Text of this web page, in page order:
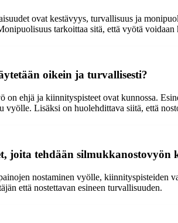
ovat kestävyys, turvallisuus ja
tarkoittaa sitä, että vyötä
oikein ja turvallisesti?
on ehjä ja kiinnityspisteet ovat kunnossa.
Lisäksi on huolehdittava siitä, että
joita tehdään silmukkanostovyön
nostaminen vyölle, kiinnityspisteiden
että nostettavan esineen turvallisuuden.